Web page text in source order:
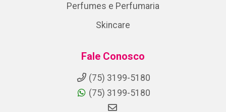
Perfumes e Perfumaria
Skincare
Fale Conosco
(75) 3199-5180
(75) 3199-5180